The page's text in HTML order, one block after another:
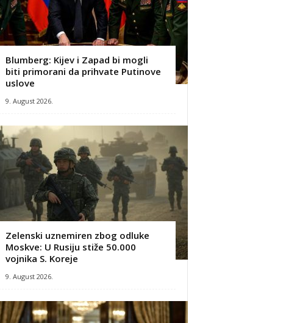
Blumberg: Kijev i Zapad bi mogli
biti primorani da prihvate Putinove
uslove
9. August 2026.
Zelenski uznemiren zbog odluke
Moskve: U Rusiju stiže 50.000
vojnika S. Koreje
9. August 2026.